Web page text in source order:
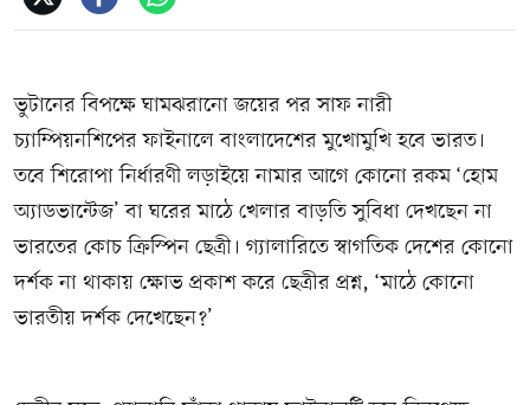
ভুটানের বিপক্ষে ঘামঝরানো জয়ের পর সাফ নারী
চ্যাম্পিয়নশিপের ফাইনালে বাংলাদেশের মুখোমুখি হবে ভারত।
তবে শিরোপা নির্ধারণী লড়াইয়ে নামার আগে কোনো রকম ‘হোম
অ্যাডভান্টেজ’ বা ঘরের মাঠে খেলার বাড়তি সুবিধা দেখছেন না
ভারতের কোচ ক্রিস্পিন ছেত্রী। গ্যালারিতে স্বাগতিক দেশের কোনো
দর্শক না থাকায় ক্ষোভ প্রকাশ করে ছেত্রীর প্রশ্ন, ‘মাঠে কোনো
ভারতীয় দর্শক দেখেছেন?’